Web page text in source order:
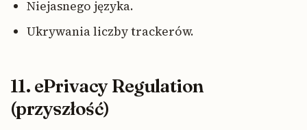
Niejasnego języka.
Ukrywania liczby trackerów.
11. ePrivacy Regulation
(przyszłość)